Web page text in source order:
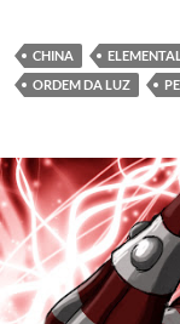
CHINA ELEMENTAL
ORDEM DA LUZ